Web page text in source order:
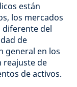
están
los mercados
diferente del
de
general en los
reajuste de
de activos.